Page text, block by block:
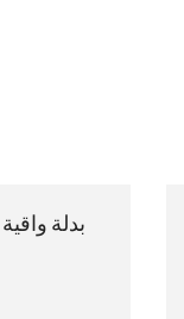
بدلة